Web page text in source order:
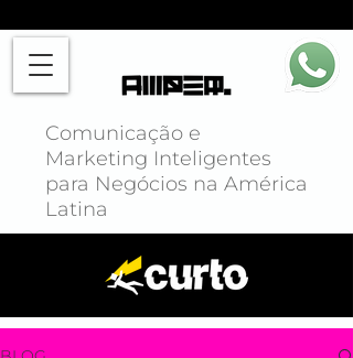
Comunicação e
Marketing Inteligentes
para Negócios na América
Latina